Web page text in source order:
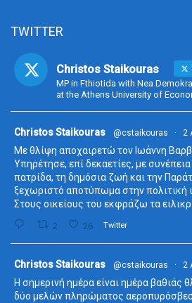
TWITTER
Christos Staikouras
MP in Fthiotida with Nea
at the Athens University of
Christos Staikouras @cstaikouras · 2
Με θλίψη αποχαιρετώ τον Ιωάννη
Υπηρέτησε, επί δεκαετίες, με
πατρίδα, τη δημόσια ζωή και την
ξεχωριστό αποτύπωμα στην πολιτική
Στους οικείους του εκφράζω τα
2 26 Twitter
Christos Staikouras @cstaikouras · 2
Η σημερινή ημέρα είναι ημέρα βαθιάς
δύο μελών πληρώματος